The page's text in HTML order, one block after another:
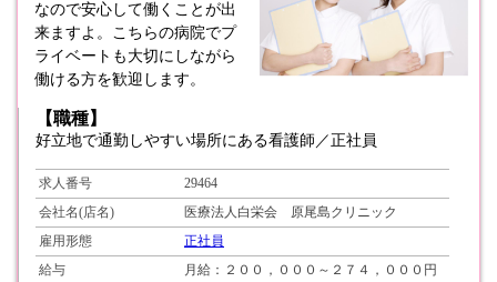
なので安心して働くことが出
来ますよ。こちらの病院でプ
ライベートも大切にしながら
働ける方を歓迎します。
【職種】
好立地で通勤しやすい場所にある看護師／正社員
求人番号
29464
会社名(店名)
医療法人白栄会 原尾島クリニック
雇用形態
正社員
給与
月給：２００，０００～２７４，０００円